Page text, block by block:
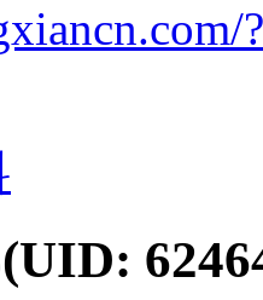
(UID: